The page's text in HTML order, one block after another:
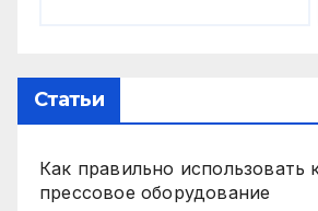
Статьи
Как правильно использовать
прессовое оборудование